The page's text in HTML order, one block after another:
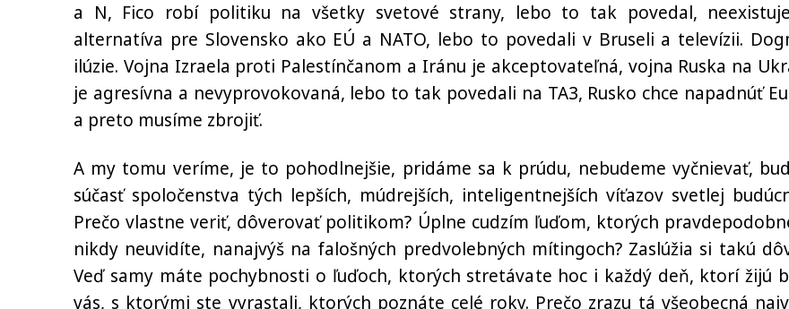
a N, Fico robí politiku na všetky svetové strany, lebo to tak povedal,
alternatíva pre Slovensko ako EÚ a NATO, lebo to povedali v Bruseli a televízii.
ilúzie. Vojna Izraela proti Palestínčanom a Iránu je akceptovateľná, vojna Ruska na
je agresívna a nevyprovokovaná, lebo to tak povedali na TA3, Rusko chce napadnúť
a preto musíme zbrojiť.
A my tomu veríme, je to pohodlnejšie, pridáme sa k prúdu, nebudeme vyčnievať,
súčasť spoločenstva tých lepších, múdrejších, inteligentnejších víťazov svetlej
Prečo vlastne veriť, dôverovať politikom? Úplne cudzím ľuďom, ktorých
nikdy neuvidíte, nanajvýš na falošných predvolebných mítingoch? Zaslúžia si takú
Veď samy máte pochybnosti o ľuďoch, ktorých stretávate hoc i každý deň, ktorí žijú
vás, s ktorými ste vyrastali, ktorých poznáte celé roky. Prečo zrazu tá všeobecná